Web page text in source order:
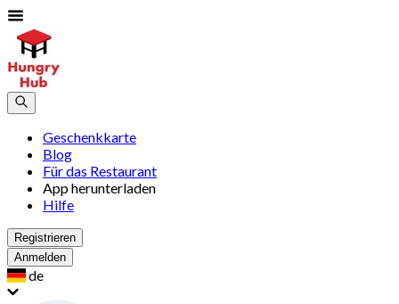
Geschenkkarte
Blog
Für das Restaurant
App herunterladen
Hilfe
Registrieren
Anmelden
de